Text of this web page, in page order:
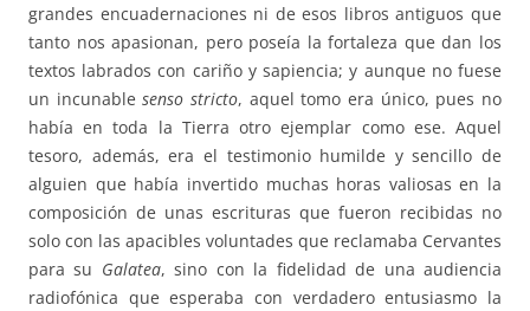
grandes encuadernaciones ni de esos libros antiguos que
tanto nos apasionan, pero poseía la fortaleza que dan los
textos labrados con cariño y sapiencia; y aunque no fuese
un incunablesenso stricto, aquel tomo era único, pues no
había en toda la Tierra otro ejemplar como ese. Aquel
tesoro, además, era el testimonio humilde y sencillo de
alguien que había invertido muchas horas valiosas en la
composición de unas escrituras que fueron recibidas no
solo con las apacibles voluntades que reclamaba Cervantes
para su Galatea, sino con la fidelidad de una audiencia
radiofónica que esperaba con verdadero entusiasmo la